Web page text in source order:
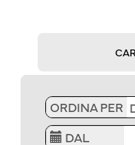
ORDINA PER
DAL